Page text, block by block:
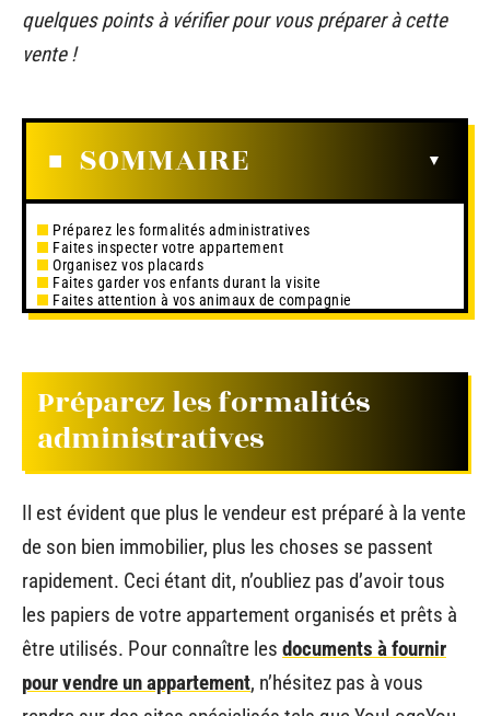
quelques points à vérifier pour vous préparer à cette
vente !
SOMMAIRE
Préparez les formalités administratives
Faites inspecter votre appartement
Organisez vos placards
Faites garder vos enfants durant la visite
Faites attention à vos animaux de compagnie
Préparez les formalités
administratives
Il est évident que plus le vendeur est préparé à la vente
de son bien immobilier, plus les choses se passent
rapidement. Ceci étant dit, n’oubliez pas d’avoir tous
les papiers de votre appartement organisés et prêts à
être utilisés. Pour connaître les documents à fournir
pour vendre un appartement, n’hésitez pas à vous